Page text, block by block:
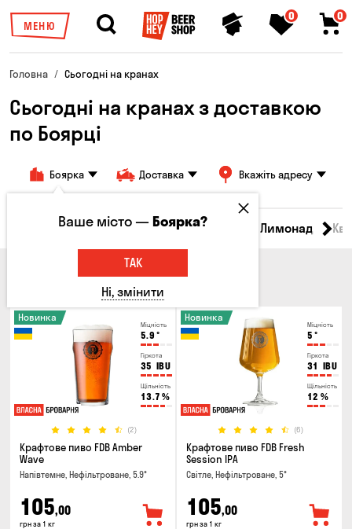
МЕНЮ
0 0
Головна Сьогодні на кранах
Сьогодні на кранах з доставкою
по Боярці
Боярка Доставка Вкажіть адресу
Всі товари Пиво Сидр Лимонад
Міцність
5.9 °
Гіркота
35 IBU
Щільність
13.7 %
(2)
Новинка
Крафтове пиво FDB Amber
Wave
Напівтемне, Нефільтроване, 5.9°
105,00
грн за 1 кг
Міцність
5 °
Гіркота
31 IBU
Щільність
12 %
(6)
Новинка
Крафтове пиво FDB Fresh
Session IPA
Світле, Нефільтроване, 5°
105,00
грн за 1 кг
Ваше місто —Боярка?
ТАК
Ні, змінити